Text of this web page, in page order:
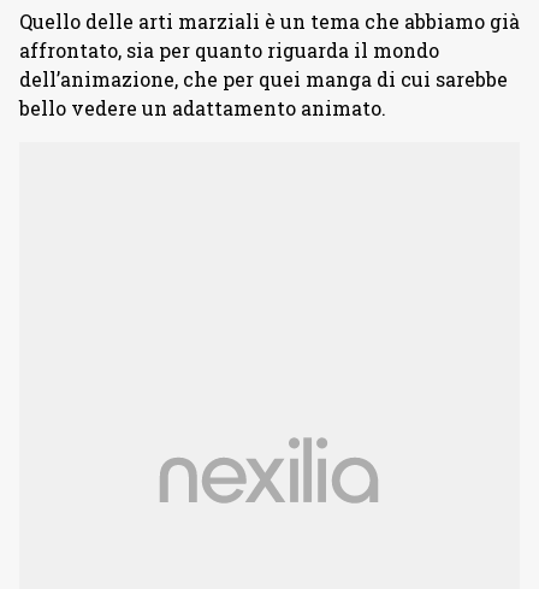
Quello delle arti marziali è un tema che abbiamo già
affrontato, sia per quanto riguarda il mondo
dell’animazione, che per quei manga di cui sarebbe
bello vedere un adattamento animato.